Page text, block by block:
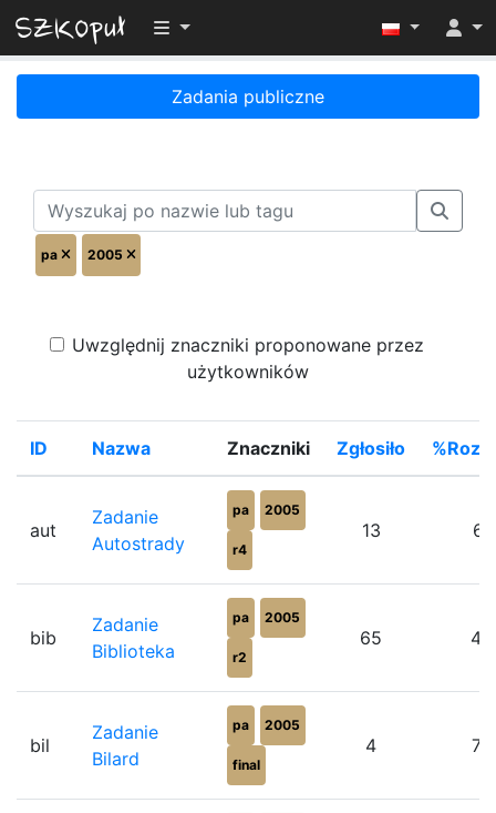
Przełącz widoczność menu
Zadania publiczne
pa 2005
Uwzględnij znaczniki proponowane przez
użytkowników
ID Nazwa Znaczniki Zgłosiło
aut
Zadanie
Autostrady
pa 2005
r4
13
bib
Zadanie
Biblioteka
pa 2005
r2
65
bil
Zadanie
Bilard
pa 2005
final
4